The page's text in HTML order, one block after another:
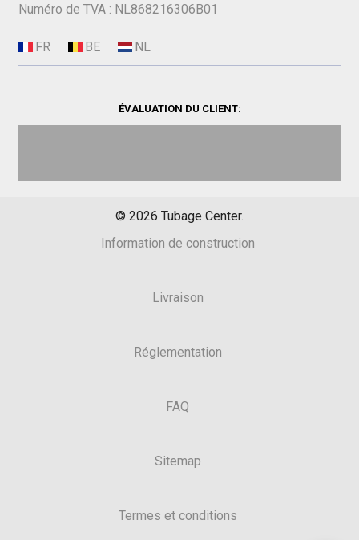
Numéro de TVA : NL868216306B01
ÉVALUATION DU CLIENT:
© 2026 Tubage Center.
Information de construction
Livraison
Réglementation
FAQ
Sitemap
Termes et conditions